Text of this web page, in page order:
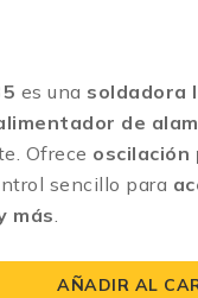
es una soldadora
de
Ofrece oscilación
sencillo para
más
AÑADIR AL